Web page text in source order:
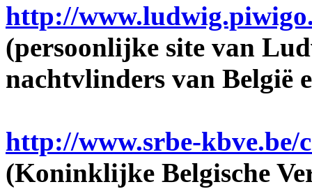
http://
(persoonlijke site van
nachtvlinders van België
http://www.srbe-kbve.be/
(Koninklijke Belgische